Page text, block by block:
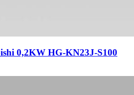
0,2KW HG-KN23J-S100